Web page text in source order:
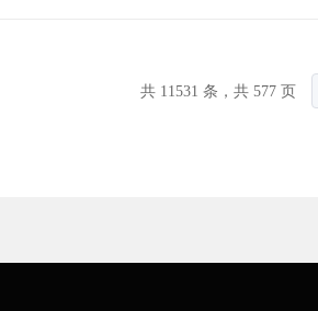
共 11531 条，共 577 页